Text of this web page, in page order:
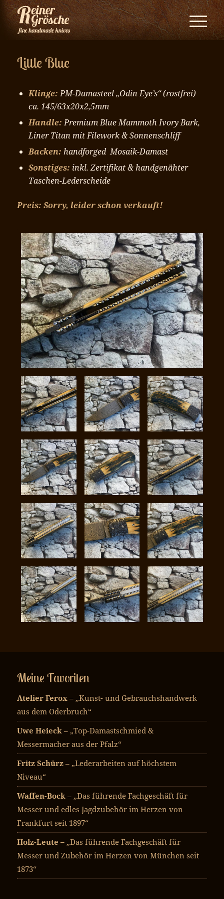
Little Blue
Klinge:PM-Damasteel „Odin Eye’s“(rostfrei)
ca. 145/63x20x2,5mm
Handle:Premium Blue Mammoth Ivory Bark,
Liner Titan mit Filework & Sonnenschliff
Backen: handforged Mosaik-Damast
Sonstiges: inkl. Zertifikat & handgenähter
Taschen-Lederscheide
Preis: Sorry, leider schon verkauft!
Meine Favoriten
Atelier Ferox– „Kunst- und Gebrauchshandwerk
aus dem Oderbruch“
Uwe Heieck – „Top-Damastschmied &
Messermacher aus der Pfalz“
Fritz Schürz– „Lederarbeiten auf höchstem
Niveau“
Waffen-Bock – „Das führende Fachgeschäft für
Messer und edles Jagdzubehör im Herzen von
Frankfurt seit 1897“
Holz-Leute –„Das führende Fachgeschäft für
Messer und Zubehör im Herzen von München seit
1873“